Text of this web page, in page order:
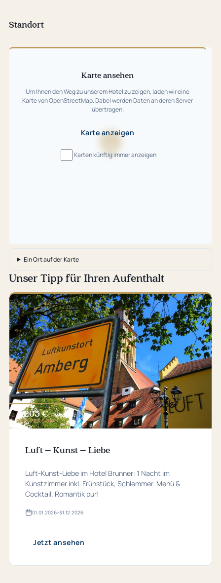
Standort
Karte
Karte ansehen
Um Ihnen den Weg zu unserem Hotel zu zeigen, laden wir eine
Karte von OpenStreetMap. Dabei werden Daten an deren Server
übertragen.
Karte anzeigen
Karten künftig immer anzeigen
wird
Ein Ort auf der Karte
Unser Tipp für Ihren Aufenthalt
ab 205 €
PRO PERSON
Luft – Kunst – Liebe
Luft-Kunst-Liebe im Hotel Brunner: 1 Nacht im
Kunstzimmer inkl. Frühstück, Schlemmer-Menü &
Cocktail. Romantik pur!
01.​01.​2026–31.​12.​2026
Gültig
2026Jetzt ansehen